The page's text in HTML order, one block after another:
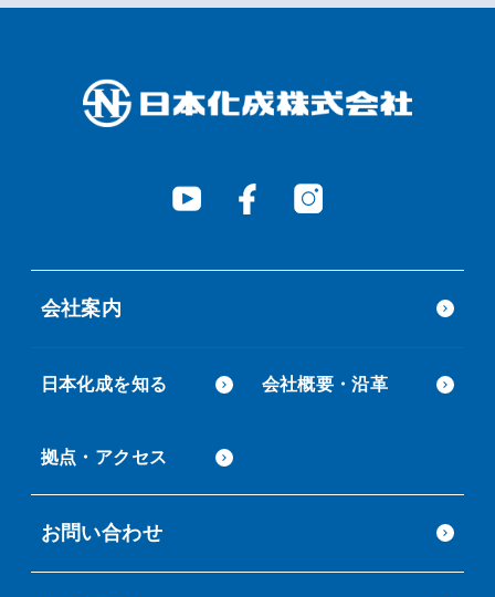
会社案内
日本化成を知る 会社概要・沿革
拠点・アクセス
お問い合わせ